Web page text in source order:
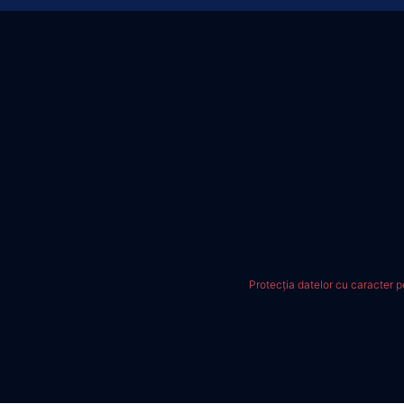
Protecția datelor cu caracter